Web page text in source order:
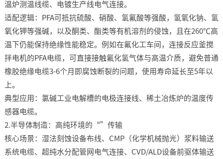
温炉测温线缆、电镀生产线电气连接。​
适配逻辑：PFA可抵抗硫酸、硝酸、氢氟酸等强酸，氢氧化钠、氢
氧化钾等强碱，以及酮类、酯类等有机溶剂的侵蚀，且在260℃高
温下仍能保持绝缘性能稳定。例如在氟化工车间，连接反应釜搅
拌电机的PFA电缆，可直接接触氟化氢气体与高温介质，避免普通
橡胶绝缘电缆3-6个月即腐蚀断裂的问题，使用寿命延长至5年以
上。​
典型应用：氯碱工业电解槽的电极连接线、稀土冶炼炉的温度传
感器电缆。​
2.半导体制造：高纯环境的“”传输​
核心场景：湿法刻蚀设备布线、CMP（化学机械抛光）浆料输送
系统电缆、超纯水分配管网电气连接、CVD/ALD设备前驱体输送